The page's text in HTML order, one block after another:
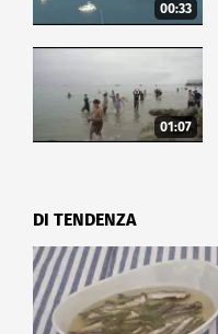
00:33
01:07
DI TENDENZA